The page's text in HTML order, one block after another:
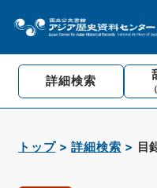
詳細検索
トップ 詳細検索 目